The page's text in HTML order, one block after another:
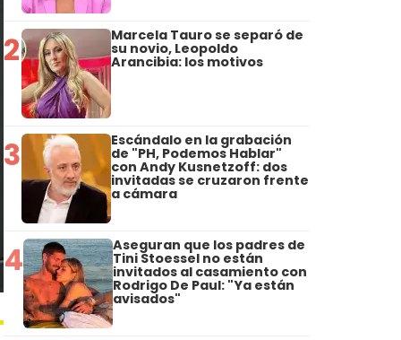
2 Marcela Tauro se separó de
su novio, Leopoldo
Arancibia: los motivos
3 Escándalo en la grabación
de "PH, Podemos Hablar"
con Andy Kusnetzoff: dos
invitadas se cruzaron frente
a cámara
4 Aseguran que los padres de
Tini Stoessel no están
invitados al casamiento con
Rodrigo De Paul: "Ya están
avisados"